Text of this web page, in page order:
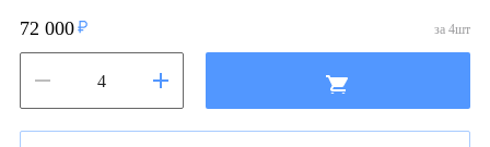
72 000 за 4шт